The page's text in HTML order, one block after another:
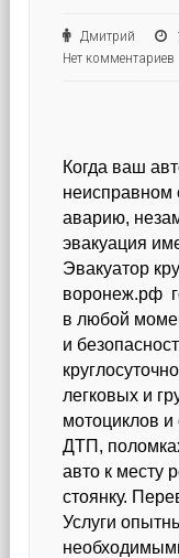
Дмитрий
Нет комментариев
Когда ваш
неисправном
аварию,
эвакуация
Эвакуатор
воронеж.рф
в любой
и
легковых и
мотоциклов
ДТП,
авто к месту
стоянку.
Услуги